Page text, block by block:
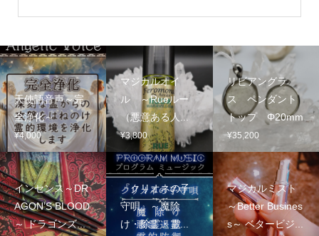
天使語音声～完
全浄化～
¥4,000
マジカルオイ
ル ～Rueルー
（悪意ある人...
¥3,800
リビアングラ
ス ペンダント
トップ Φ20mm
¥35,200
インセンス～DR
AGON’S BLOOD
～ ドラゴンズ...
『クリオネの子
守唄』～魔除
け・除霊・霊...
マジカルミスト
～Better Busines
s～ ベタービジ...